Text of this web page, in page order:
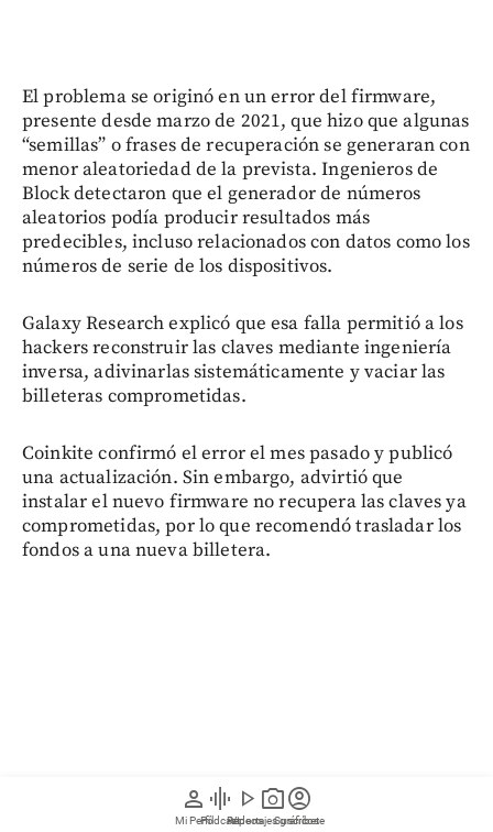
person
Mi Perfil
graphic_eq
Pódcast
play_arrow
Videos
photo_camera
Reportajes gráficos
account_circle
Suscríbete
El problema se originó en un error del firmware,
presente desde marzo de 2021, que hizo que algunas
“semillas” o frases de recuperación se generaran con
menor aleatoriedad de la prevista. Ingenieros de
Block detectaron que el generador de números
aleatorios podía producir resultados más
predecibles, incluso relacionados con datos como los
números de serie de los dispositivos.
Galaxy Research explicó que esa falla permitió a los
hackers reconstruir las claves mediante ingeniería
inversa, adivinarlas sistemáticamente y vaciar las
billeteras comprometidas.
Coinkite confirmó el error el mes pasado y publicó
una actualización. Sin embargo, advirtió que
instalar el nuevo firmware no recupera las claves ya
comprometidas, por lo que recomendó trasladar los
fondos a una nueva billetera.